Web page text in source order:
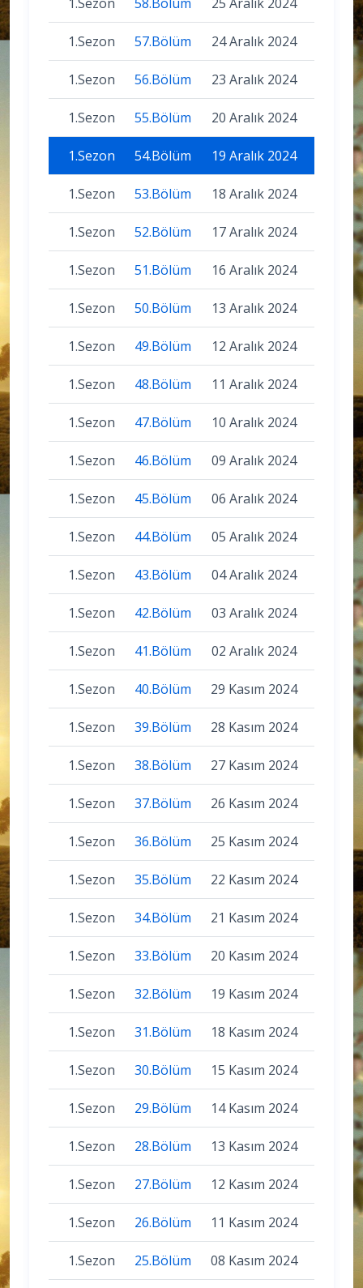
1.Sezon 57.Bölüm 24 Aralık 2024
1.Sezon 56.Bölüm 23 Aralık 2024
1.Sezon 55.Bölüm 20 Aralık 2024
1.Sezon 54.Bölüm 19 Aralık 2024
1.Sezon 53.Bölüm 18 Aralık 2024
1.Sezon 52.Bölüm 17 Aralık 2024
1.Sezon 51.Bölüm 16 Aralık 2024
1.Sezon 50.Bölüm 13 Aralık 2024
1.Sezon 49.Bölüm 12 Aralık 2024
1.Sezon 48.Bölüm 11 Aralık 2024
1.Sezon 47.Bölüm 10 Aralık 2024
1.Sezon 46.Bölüm 09 Aralık 2024
1.Sezon 45.Bölüm 06 Aralık 2024
1.Sezon 44.Bölüm 05 Aralık 2024
1.Sezon 43.Bölüm 04 Aralık 2024
1.Sezon 42.Bölüm 03 Aralık 2024
1.Sezon 41.Bölüm 02 Aralık 2024
1.Sezon 40.Bölüm 29 Kasım 2024
1.Sezon 39.Bölüm 28 Kasım 2024
1.Sezon 38.Bölüm 27 Kasım 2024
1.Sezon 37.Bölüm 26 Kasım 2024
1.Sezon 36.Bölüm 25 Kasım 2024
1.Sezon 35.Bölüm 22 Kasım 2024
1.Sezon 34.Bölüm 21 Kasım 2024
1.Sezon 33.Bölüm 20 Kasım 2024
1.Sezon 32.Bölüm 19 Kasım 2024
1.Sezon 31.Bölüm 18 Kasım 2024
1.Sezon 30.Bölüm 15 Kasım 2024
1.Sezon 29.Bölüm 14 Kasım 2024
1.Sezon 28.Bölüm 13 Kasım 2024
1.Sezon 27.Bölüm 12 Kasım 2024
1.Sezon 26.Bölüm 11 Kasım 2024
1.Sezon 25.Bölüm 08 Kasım 2024